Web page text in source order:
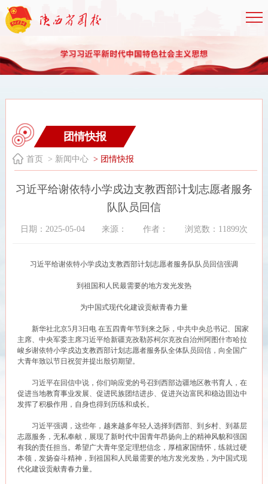
团情快报
首页 > 新闻中心 > 团情快报
习近平给谢依特小学戍边支教西部计划志愿者服务
队队员回信
日期：2025-05-04 来源： 作者： 浏览数：11899次
习近平给谢依特小学戍边支教西部计划志愿者服务队队员回信强调
到祖国和人民最需要的地方发光发热
为中国式现代化建设贡献青春力量
新华社北京5月3日电 在五四青年节到来之际，中共中央总书记、国家
主席、中央军委主席习近平给新疆克孜勒苏柯尔克孜自治州阿图什市哈拉
峻乡谢依特小学戍边支教西部计划志愿者服务队全体队员回信，向全国广
大青年致以节日祝贺并提出殷切期望。
习近平在回信中说，你们响应党的号召到西部边疆地区教书育人，在
促进当地教育事业发展、促进民族团结进步、促进兴边富民和稳边固边中
发挥了积极作用，自身也得到历练和成长。
习近平强调，这些年，越来越多年轻人选择到西部、到乡村、到基层
志愿服务，无私奉献，展现了新时代中国青年昂扬向上的精神风貌和强国
有我的责任担当。希望广大青年坚定理想信念，厚植家国情怀，练就过硬
本领，发扬奋斗精神，到祖国和人民最需要的地方发光发热，为中国式现
代化建设贡献青春力量。